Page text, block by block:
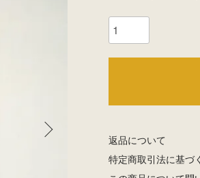
返品について
特定商取引法に基づ